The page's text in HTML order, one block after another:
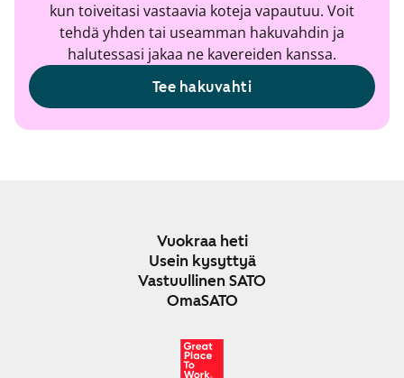
kun toiveitasi vastaavia koteja vapautuu. Voit
tehdä yhden tai useamman hakuvahdin ja
halutessasi jakaa ne kavereiden kanssa.
Tee hakuvahti
Vuokraa heti
Usein kysyttyä
Vastuullinen SATO
OmaSATO